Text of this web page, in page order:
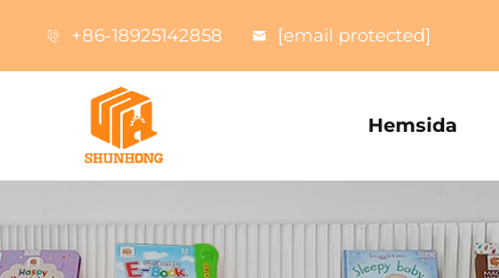
+86-18925142858 [email protected]
Hemsida